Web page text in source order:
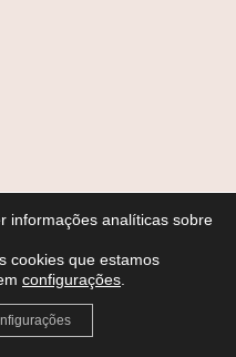
informações analíticas sobre
cookies que estamos
configurações